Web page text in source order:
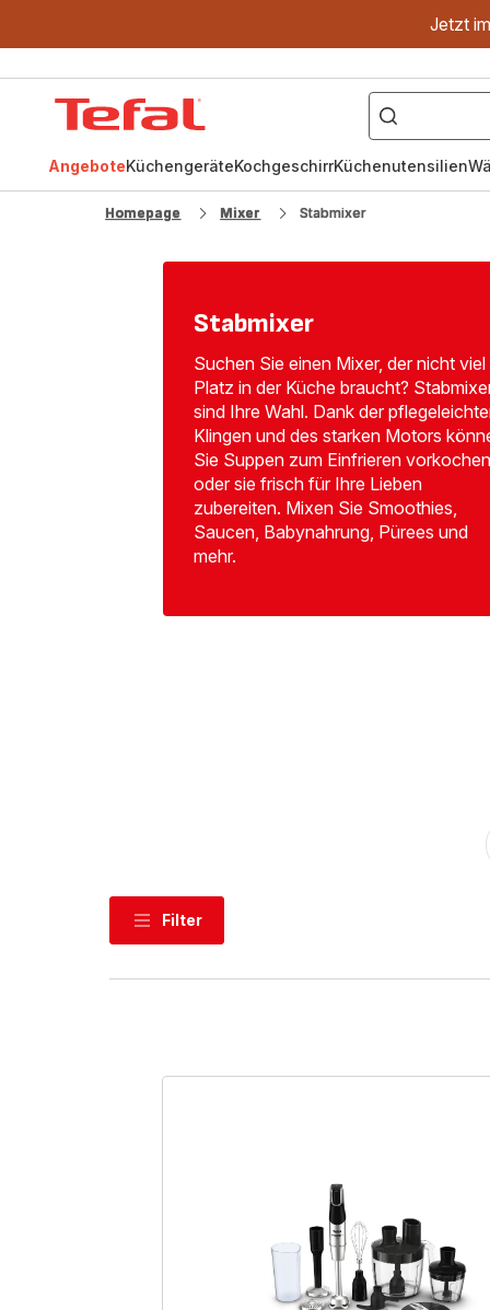
Jetzt
["OptiGrill","Easy
Fry","Pfanne"]
AngeboteKüchengeräteKochgeschirrKüchenutensilien
Homepage Mixer Stabmixer
Stabmixer
Suchen Sie einen Mixer, der nicht viel
Platz in der Küche braucht?
sind Ihre Wahl. Dank der
Klingen und des starken Motors
Sie Suppen zum Einfrieren vorkochen
oder sie frisch für Ihre Lieben
zubereiten. Mixen Sie Smoothies,
Saucen, Babynahrung, Pürees und
mehr.
Filter